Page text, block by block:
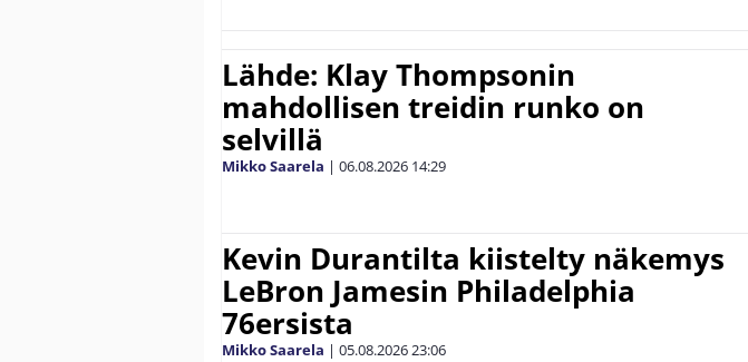
Lähde: Klay Thompsonin
mahdollisen treidin runko on
selvillä
Mikko Saarela | 06.08.2026 14:29
Kevin Durantilta kiistelty näkemys
LeBron Jamesin Philadelphia
76ersista
Mikko Saarela | 05.08.202623:06